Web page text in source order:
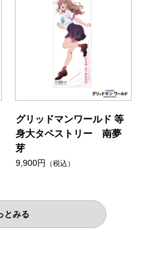
グリッドマンワールド 等
身大タペストリー 南夢
芽
9,900円 （税込）
とみる